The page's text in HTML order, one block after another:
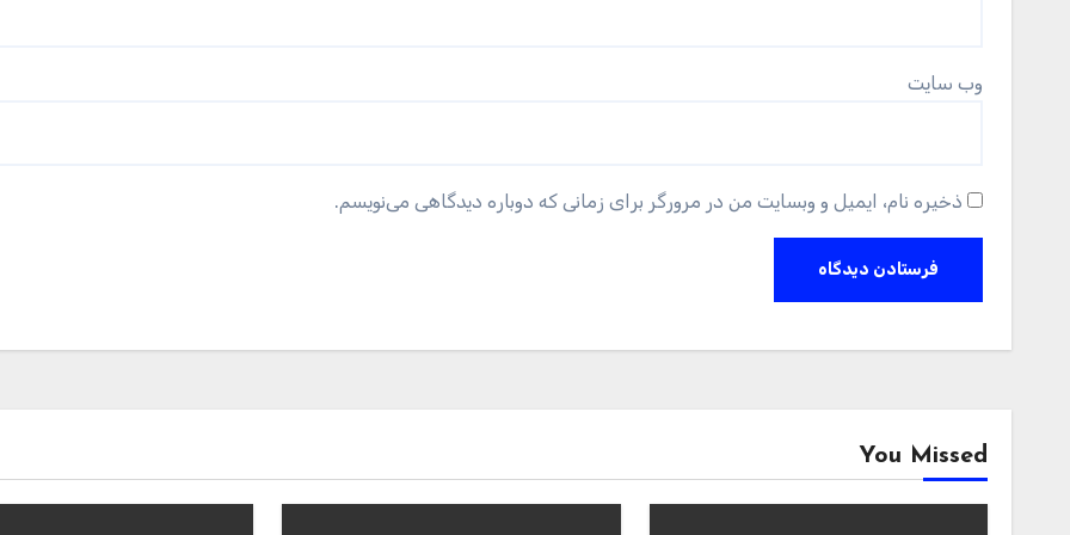
وب‌ سایت
ذخیره نام، ایمیل و وبسایت من در مرورگر برای زمانی که دوباره دیدگاهی می‌نویسم.
You Missed